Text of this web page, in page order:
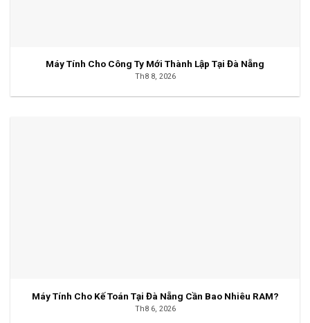
Máy Tính Cho Công Ty Mới Thành Lập Tại Đà Nẵng
Th8 8, 2026
Máy Tính Cho Kế Toán Tại Đà Nẵng Cần Bao Nhiêu RAM?
Th8 6, 2026